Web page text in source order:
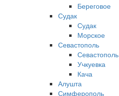
Береговое
Судак
Судак
Морское
Севастополь
Севастополь
Учкуевка
Кача
Алушта
Симферополь